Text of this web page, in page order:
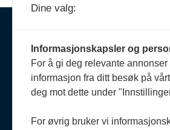
Om oss
Politiforum er et
uavhengig fagblad
Redaktørplakaten.
Dine valg:
Informasjonskapsler og
For å gi deg relevante
informasjon fra ditt besøk på
deg mot dette under
For øvrig bruker vi